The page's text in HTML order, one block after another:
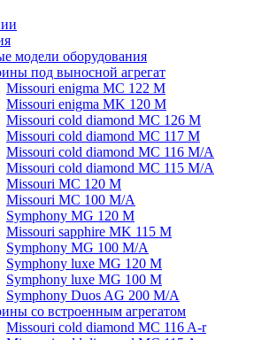
модели оборудования
под выносной агрегат
Missouri enigma MC 122 M
Missouri enigma MK 120 M
Missouri cold diamond MC 126 M
Missouri cold diamond MC 117 M
Missouri cold diamond MC 116 M/A
Missouri cold diamond MC 115 M/A
Missouri MC 120 M
Missouri MC 100 M/A
Symphony MG 120 M
Missouri sapphire MK 115 M
Symphony MG 100 M/А
Symphony luxe MG 120 M
Symphony luxe MG 100 M
Symphony Duos AG 200 M/A
со встроенным агрегатом
Missouri cold diamond MC 116 A-r